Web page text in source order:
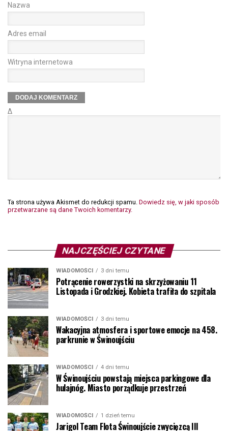
Nazwa
Adres email
Witryna internetowa
Δ
Ta strona używa Akismet do redukcji spamu. Dowiedz się, w jaki sposób
przetwarzane są dane Twoich komentarzy.
NAJCZĘŚCIEJ CZYTANE
WIADOMOŚCI 3 dni temu
Potrącenie rowerzystki na skrzyżowaniu 11
Listopada i Grodzkiej. Kobieta trafiła do szpitala
WIADOMOŚCI 3 dni temu
Wakacyjna atmosfera i sportowe emocje na 458.
parkrunie w Świnoujściu
WIADOMOŚCI 4 dni temu
W Świnoujściu powstają miejsca parkingowe dla
hulajnóg. Miasto porządkuje przestrzeń
WIADOMOŚCI 1 dzień temu
Jarigol Team Flota Świnoujście zwycięzcą III